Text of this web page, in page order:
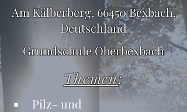
Am Kälberberg, 66450 Bexbach,
Deutschland
Grundschule Oberbexbach
Themen:
Pilz- und